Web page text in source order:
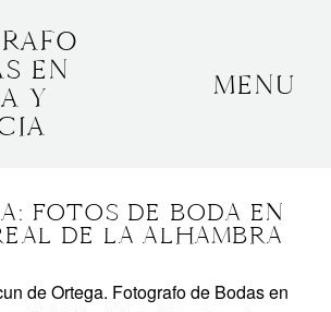
MENU
FOTOS DE BODA EN
DE LA ALHAMBRA
BODAS